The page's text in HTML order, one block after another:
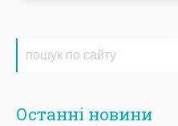
Останні новини